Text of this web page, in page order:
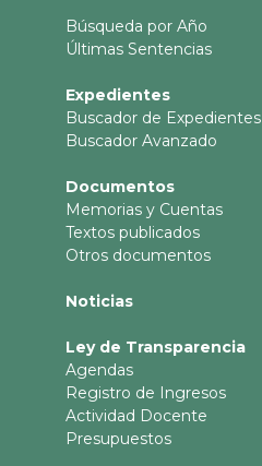
Búsqueda por Año
Últimas Sentencias
Expedientes
Buscador de Expedientes
Buscador Avanzado
Documentos
Memorias y Cuentas
Textos publicados
Otros documentos
Noticias
Ley de Transparencia
Agendas
Registro de Ingresos
Actividad Docente
Presupuestos